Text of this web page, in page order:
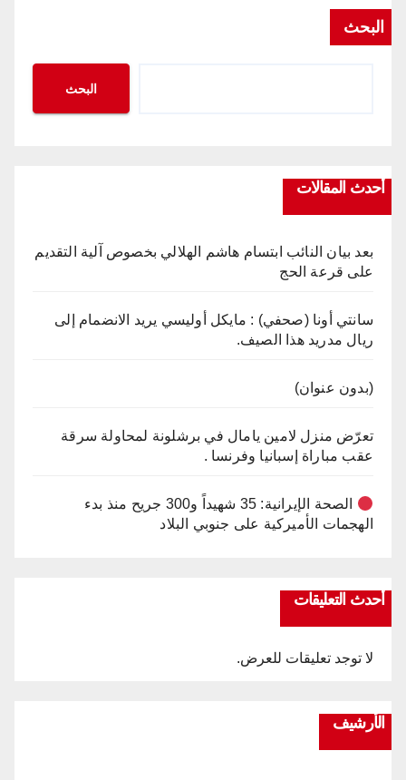
البحث
البحث
أحدث المقالات
بعد بيان النائب ابتسام هاشم الهلالي بخصوص آلية التقديم
على قرعة الحج
سانتي أونا (صحفي) : مايكل أوليسي يريد الانضمام إلى
ريال مدريد هذا الصيف.
(بدون عنوان)
تعرّض منزل لامين يامال في برشلونة لمحاولة سرقة
عقب مباراة إسبانيا وفرنسا .
الصحة الإيرانية: 35 شهيداً و300 جريح منذ بدء
الهجمات الأميركية على جنوبي البلاد
أحدث التعليقات
لا توجد تعليقات للعرض.
الأرشيف